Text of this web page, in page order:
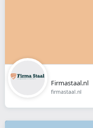
Firmastaal.nl
firmastaal.nl